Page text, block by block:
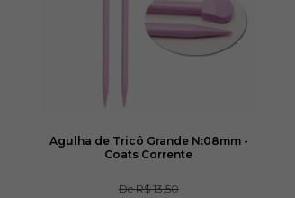
Agulha de Tricô Grande N:08mm -
Coats Corrente
DeR$ 13,50